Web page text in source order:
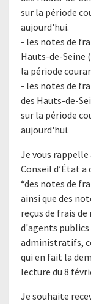
sur la période
aujourd'hui.
- les notes de
Hauts-de-Seine
la période
- les notes de
des Hauts-de-
sur la période
aujourd'hui.
Je vous
Conseil d’État a
“des notes de
ainsi que des
reçus de frais
d'agents
administratifs,
qui en fait la
lecture du 8
Je souhaite